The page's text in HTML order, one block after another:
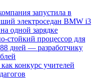
запустила в
электроседан BMW i3
одной зарядке
стойкий процессор для
дней — разработчику
конкурс учителей